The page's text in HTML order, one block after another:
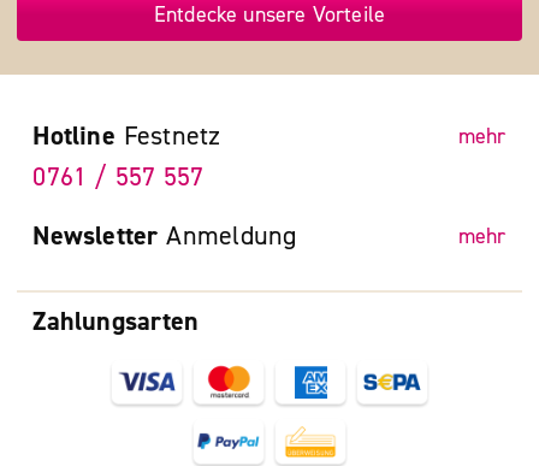
Entdecke unsere Vorteile
Zahlungsarten
Hotline Festnetz mehr
0761 / 557 557
Newsletter Anmeldung mehr